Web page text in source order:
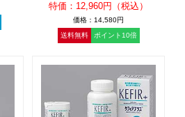
特価：12,960円（税込）
価格：14,580円
送料無料
ポイント10倍